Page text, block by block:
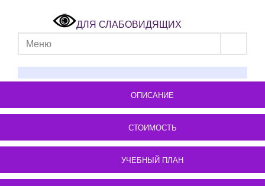
ДЛЯ СЛАБОВИДЯЩИХ
Меню
ОПИСАНИЕ
СТОИМОСТЬ
УЧЕБНЫЙ ПЛАН